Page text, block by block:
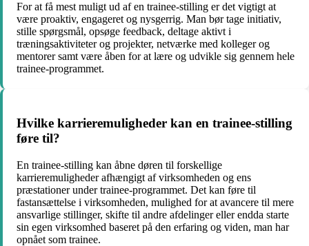
For at få mest muligt ud af en trainee-stilling er det vigtigt at
være proaktiv, engageret og nysgerrig. Man bør tage initiativ,
stille spørgsmål, opsøge feedback, deltage aktivt i
træningsaktiviteter og projekter, netværke med kolleger og
mentorer samt være åben for at lære og udvikle sig gennem hele
trainee-programmet.
Hvilke karrieremuligheder kan en trainee-stilling
føre til?
En trainee-stilling kan åbne døren til forskellige
karrieremuligheder afhængigt af virksomheden og ens
præstationer under trainee-programmet. Det kan føre til
fastansættelse i virksomheden, mulighed for at avancere til mere
ansvarlige stillinger, skifte til andre afdelinger eller endda starte
sin egen virksomhed baseret på den erfaring og viden, man har
opnået som trainee.